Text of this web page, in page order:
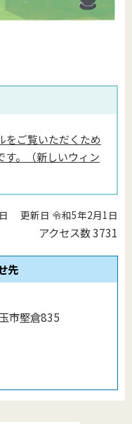
をご覧いただくため
す。（新しいウィン
更新日 令和5年2月1日
アクセス数3731
先
市堅倉835